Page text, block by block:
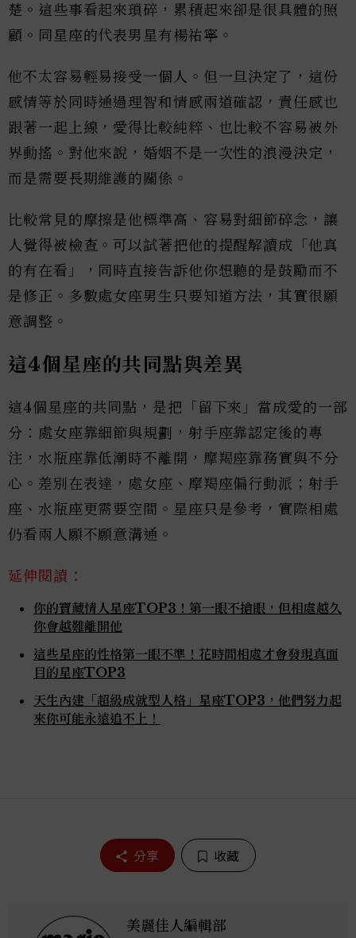
楚。這些事看起來瑣碎，累積起來卻是很具體的照
顧。同星座的代表男星有楊祐寧。
他不太容易輕易接受一個人。但一旦決定了，這份
感情等於同時通過理智和情感兩道確認，責任感也
跟著一起上線，愛得比較純粹、也比較不容易被外
界動搖。對他來說，婚姻不是一次性的浪漫決定，
而是需要長期維護的關係。
比較常見的摩擦是他標準高、容易對細節碎念，讓
人覺得被檢查。可以試著把他的提醒解讀成「他真
的有在看」，同時直接告訴他你想聽的是鼓勵而不
是修正。多數處女座男生只要知道方法，其實很願
意調整。
這4個星座的共同點與差異
這4個星座的共同點，是把「留下來」當成愛的一部
分：處女座靠細節與規劃，射手座靠認定後的專
注，水瓶座靠低潮時不離開，摩羯座靠務實與不分
心。差別在表達，處女座、摩羯座偏行動派；射手
座、水瓶座更需要空間。星座只是參考，實際相處
仍看兩人願不願意溝通。
延伸閱讀：
你的寶藏情人星座TOP3！第一眼不搶眼，但相處越久
你會越難離開他
這些星座的性格第一眼不準！花時間相處才會發現真面
目的星座TOP3
天生內建「超級成就型人格」星座TOP3，他們努力起
來你可能永遠追不上！
分享 收藏
美麗佳人編輯部